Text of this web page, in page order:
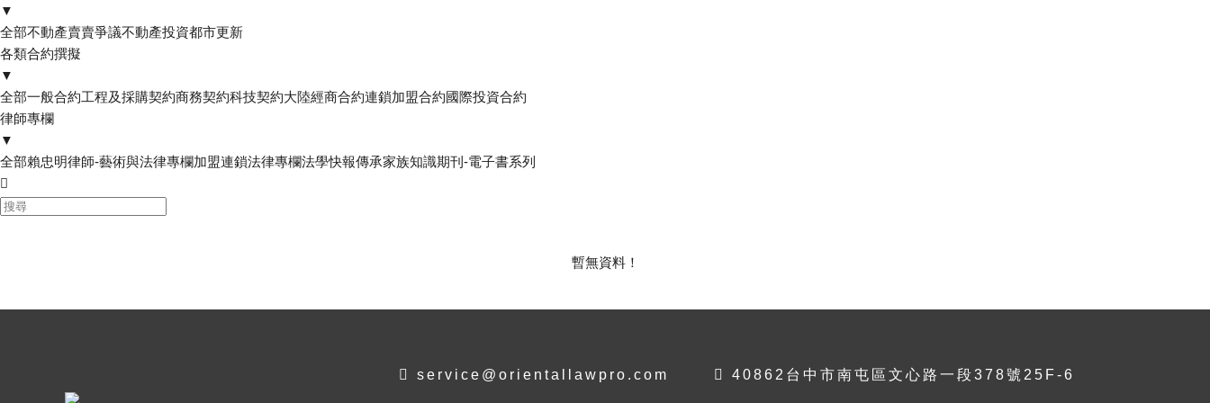
▼
全部不動產賣賣爭議不動產投資都市更新
各類合約撰擬
▼
全部一般合約工程及採購契約商務契約科技契約大陸經商合約連鎖加盟合約國際投資合約
律師專欄
▼
全部賴忠明律師-藝術與法律專欄加盟連鎖法律專欄法學快報傳承家族知識期刊-電子書系列
暫無資料！
service@orientallawpro.com 40862台中市南屯區文心路一段378號25F-6